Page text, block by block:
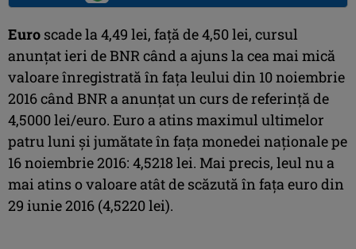
Euro scade la 4,49 lei, faţă de 4,50 lei, cursul
anunţat ieri de BNR când a ajuns la cea mai mică
valoare înregistrată în faţa leului din 10 noiembrie
2016 când BNR a anunţat un curs de referinţă de
4,5000 lei/euro. Euro a atins maximul ultimelor
patru luni şi jumătate în faţa monedei naţionale pe
16 noiembrie 2016: 4,5218 lei. Mai precis, leul nu a
mai atins o valoare atât de scăzută în faţa euro din
29 iunie 2016 (4,5220 lei).